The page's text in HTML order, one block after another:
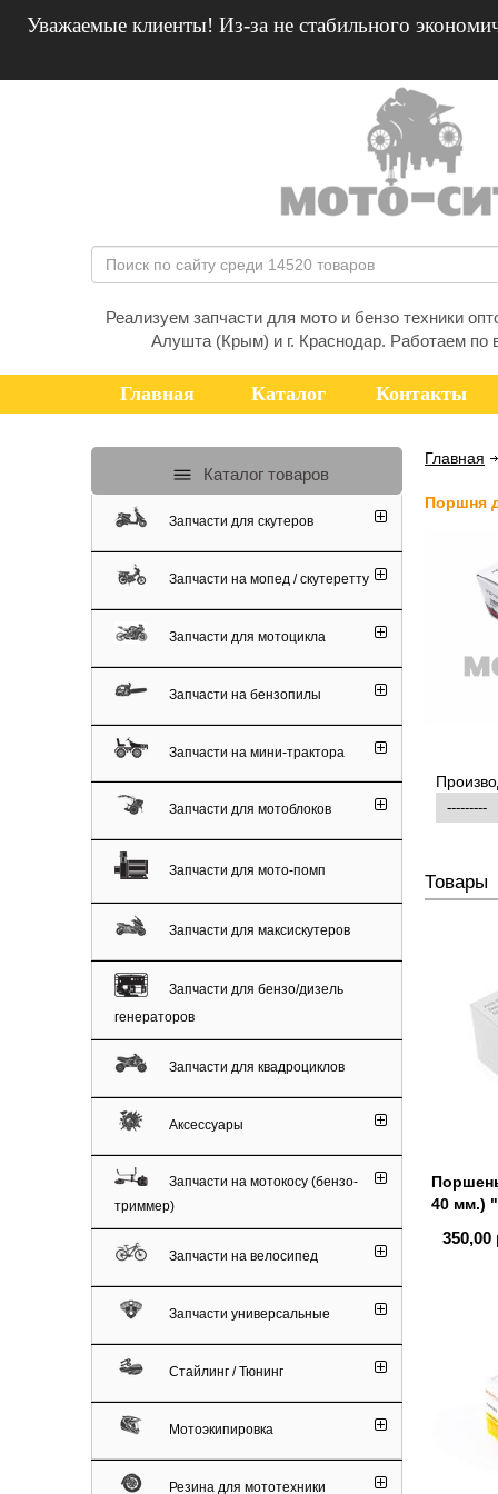
Уважаемые клиенты! Из-за не стабильного
Реализуем запчасти для мото и бензо техники
Алушта (Крым) и г. Краснодар. Работаем по
Главная Каталог Контакты
Главная
Поршня
Товары
40 мм.)
350,00
Каталог товаров
Запчасти для скутеров
Запчасти на мопед / скутеретту
Запчасти для мотоцикла
Запчасти на бензопилы
Запчасти на мини-трактора
Запчасти для мотоблоков
Запчасти для мото-помп
Запчасти для максискутеров
Запчасти для бензо/дизель
генераторов
Запчасти для квадроциклов
Аксессуары
Запчасти на мотокосу (бензо-
триммер)
Запчасти на велосипед
Запчасти универсальные
Стайлинг / Тюнинг
Мотоэкипировка
Резина для мототехники